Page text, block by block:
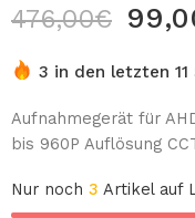
476,00€
3 in den letzten
Aufnahmegerät für
bis 960P Auflösung
Nur noch 3 Artikel auf